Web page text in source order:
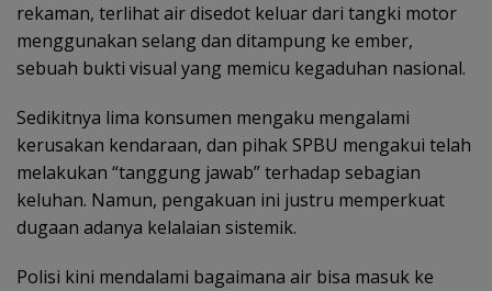
rekaman, terlihat air disedot keluar dari tangki motor
menggunakan selang dan ditampung ke ember,
sebuah bukti visual yang memicu kegaduhan nasional.
Sedikitnya lima konsumen mengaku mengalami
kerusakan kendaraan, dan pihak SPBU mengakui telah
melakukan “tanggung jawab” terhadap sebagian
keluhan. Namun, pengakuan ini justru memperkuat
dugaan adanya kelalaian sistemik.
Polisi kini mendalami bagaimana air bisa masuk ke